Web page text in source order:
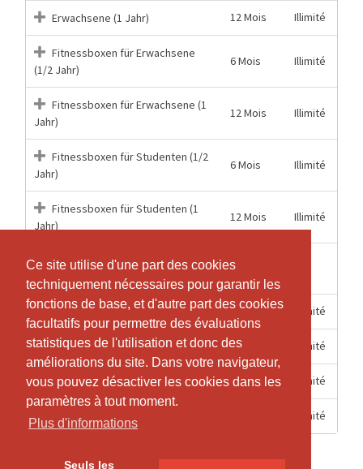
Ce site utilise d'une part des cookies
techniquement nécessaires pour garantir les
fonctions de base, et d'autre part des cookies
facultatifs pour permettre des évaluations
statistiques de l'utilisation et donc des
améliorations du site. Dans votre navigateur,
vous pouvez désactiver les cookies dans les
paramètres à tout moment.
Plus d'informations
Seuls les
Ce site utilise d'une part des cookies
techniquement nécessaires pour garantir les
fonctions de base, et d'autre part des cookies
facultatifs pour permettre des évaluations
statistiques de l'utilisation et donc des
améliorations du site. Dans votre navigateur,
vous pouvez désactiver les cookies dans les
paramètres à tout moment.
Plus d'informations
Seuls les
Erwachsene (1 Jahr) 12 Mois Illimité
Fitnessboxen für Erwachsene
(1/2 Jahr)
6 Mois Illimité
Fitnessboxen für Erwachsene (1
Jahr)
12 Mois Illimité
Fitnessboxen für Studenten (1/2
Jahr)
6 Mois Illimité
Fitnessboxen für Studenten (1
Jahr)
12 Mois Illimité
Probetraining
4
Semaines
Schüler (1/2 Jahr) 6 Mois Illimité
Schüler (1 Jahr) 12 Mois Illimité
Studenten (1/2 Jahr) 6 Mois Illimité
Studenten (1 Jahr) Illimité